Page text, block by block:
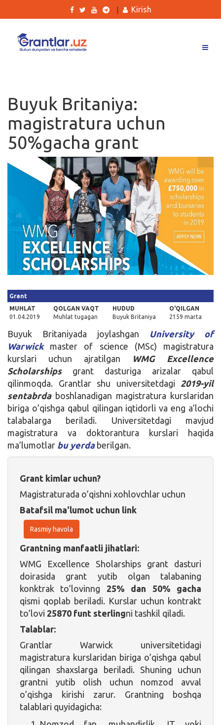
Ishlar
Kurslar
Blog
Yana
Qidirish
Kirish
Kirish
Buyuk Britaniya:
magistratura uchun
50%gacha grant
Grant
MUHLAT
01.04.2019
QOLGAN VAQT
Muhlat tugagan
HUDUD
Buyuk Britaniya
O'QILGAN
2159 marta
Buyuk Britaniyada joylashgan University of
Warwickmaster of science (MSc) magistratura
kurslari uchun ajratilgan
WMG Excellence
Scholarshipsgrant dasturiga arizalar qabul
qilinmoqda. Grantlar shu universitetdagi 2019-yil
sentabrdaboshlanadigan magistratura kurslaridan
biriga o’qishga qabul qilingan iqtidorli va eng a’lochi
talabalarga beriladi. Universitetdagi mavjud
magistratura va doktorantura kurslari haqida
ma’lumotlar bu yerdaberilgan.
Grant kimlar uchun?
Magistraturada o’qishni xohlovchlar uchun
Batafsil ma'lumot uchun link
Rasmiy havola
Grantning manfaatli jihatlari:
WMG Excellence Sholarships grant dasturi
doirasida grant yutib olgan talabaning
konktrak to’lovinng 25% dan 50% gacha
qismi qoplab beriladi. Kurslar uchun kontrakt
to’lovi 25870 funt sterlingni tashkil qiladi.
Talablar:
Grantlar Warwick universitetidagi
magistratura kurslaridan biriga o’qishga qabul
qilingan shaxslarga beriladi. Shuning uchun
grantni yutib olish uchun nomzod avval
o’qishga kirishi zarur. Grantning boshqa
talablari quyidagicha: